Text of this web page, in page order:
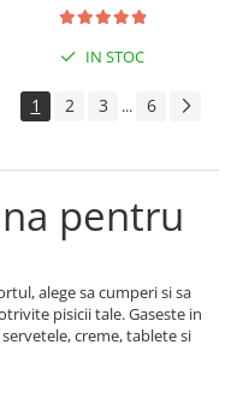
IN STOC
1 2 3 ... 6
pentru
alege sa cumperi si sa
pisicii tale. Gaseste in
creme, tablete si